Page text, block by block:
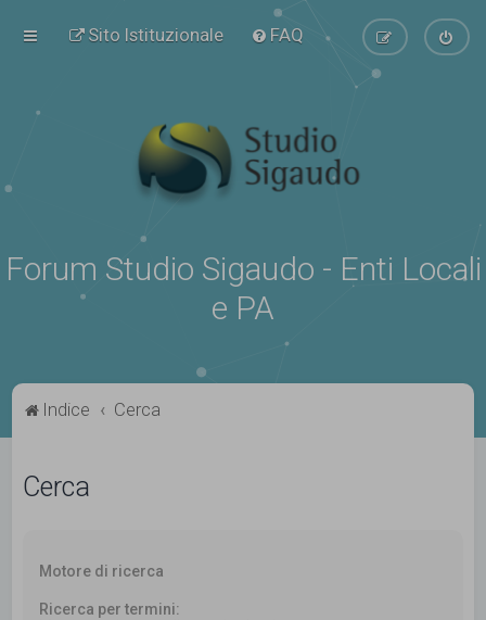
Sito Istituzionale FAQ
Forum Studio Sigaudo - Enti Locali
e PA
Indice Cerca
Cerca
Motore di ricerca
Ricerca per termini: